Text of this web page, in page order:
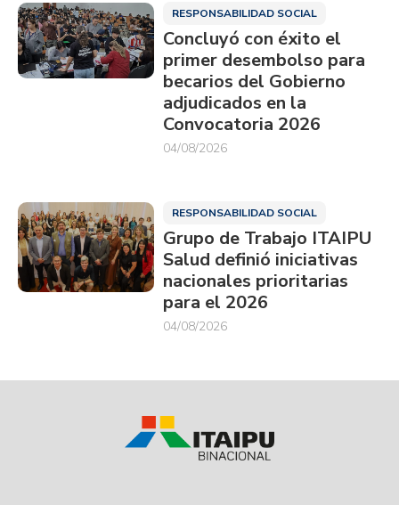
RESPONSABILIDAD SOCIAL
Concluyó con éxito el
primer desembolso para
becarios del Gobierno
adjudicados en la
Convocatoria 2026
04/08/2026
RESPONSABILIDAD SOCIAL
Grupo de Trabajo ITAIPU
Salud definió iniciativas
nacionales prioritarias
para el 2026
04/08/2026